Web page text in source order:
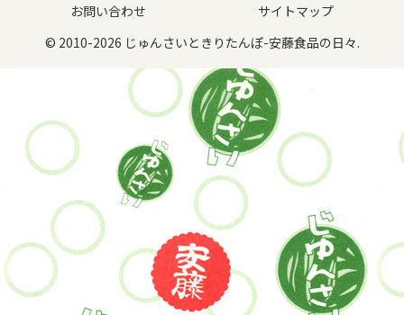
お問い合わせ
サイトマップ
© 2010-2026 じゅんさいときりたんぽ-安藤食品の日々.